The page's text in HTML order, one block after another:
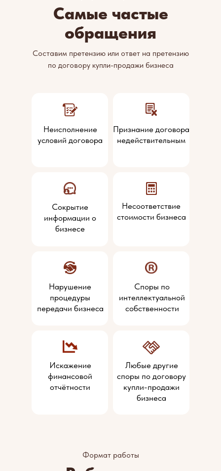
Самые частые
обращения
Составим претензию или ответ на претензию
по договору купли-продажи бизнеса
Неисполнение
условий договора
Признание договора
недействительным
Сокрытие
информации о
бизнесе
Несоответствие
стоимости бизнеса
Нарушение
процедуры
передачи бизнеса
Споры по
интеллектуальной
собственности
Искажение
финансовой
отчётности
Любые другие
споры по договору
купли-продажи
бизнеса
Формат работы